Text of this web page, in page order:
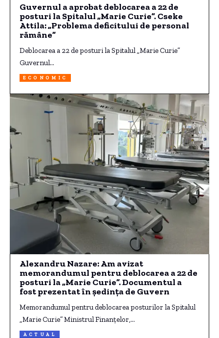
Guvernul a aprobat deblocarea a 22 de
posturi la Spitalul „Marie Curie”. Cseke
Attila: „Problema deficitului de personal
rămâne”
Deblocarea a 22 de posturi la Spitalul „Marie Curie”
Guvernul…
ECONOMIC
Alexandru Nazare: Am avizat
memorandumul pentru deblocarea a 22 de
posturi la „Marie Curie”. Documentul a
fost prezentat în ședința de Guvern
Memorandumul pentru deblocarea posturilor la Spitalul
„Marie Curie” Ministrul Finanțelor,…
ACTUAL